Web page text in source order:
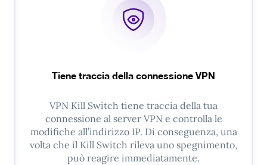
Tiene traccia della connessione VPN
VPN Kill Switch tiene traccia della tua
connessione al server VPN e controlla le
modifiche all’indirizzo IP. Di conseguenza, una
volta che il Kill Switch rileva uno spegnimento,
può reagire immediatamente.